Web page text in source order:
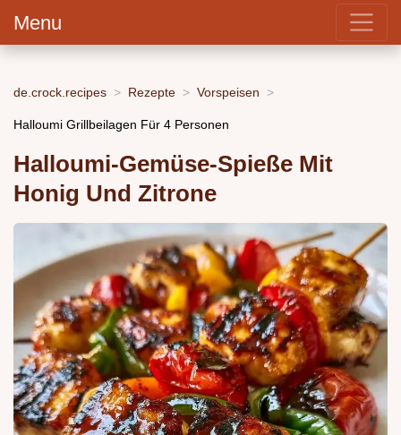
Menu
de.crock.recipes Rezepte Vorspeisen
Halloumi Grillbeilagen Für 4 Personen
Halloumi-Gemüse-Spieße Mit
Honig Und Zitrone